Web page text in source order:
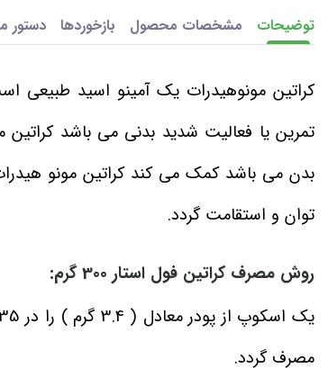
توضیحات مشخصات محصول بازخوردها دستور
کراتین مونوهیدرات یک آمینو اسید طبیعی
بدن می باشد کمک می کند کراتین مونو
توان و استقامت گردد.
روش مصرف کراتین فول استار 300 گرم:
مصرف گردد.